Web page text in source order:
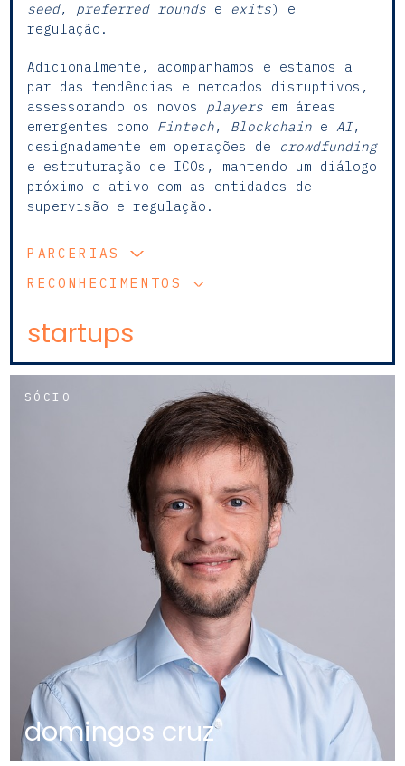
seed, preferred rounds e exits) e
regulação.
Adicionalmente, acompanhamos e estamos a
par das tendências e mercados disruptivos,
assessorando os novos
players em áreas
emergentes como Fintech, Blockchain e AI,
designadamente em operações de crowdfunding
e estruturação de ICOs, mantendo um diálogo
próximo e ativo com as entidades de
supervisão e regulação.
PARCERIAS
RECONHECIMENTOS
startups
SÓCIO
domingos cruz